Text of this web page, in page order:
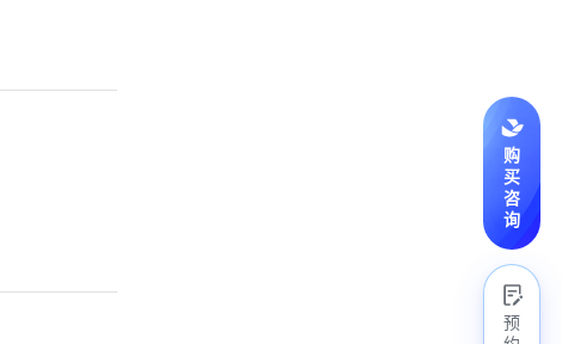
购
买
咨
询
预